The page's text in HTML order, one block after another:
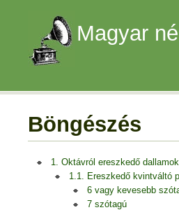
Magyar
Böngészés
1. Oktávról ereszkedő dallamok
1.1. Ereszkedő kvintváltó
6 vagy kevesebb
7 szótagú